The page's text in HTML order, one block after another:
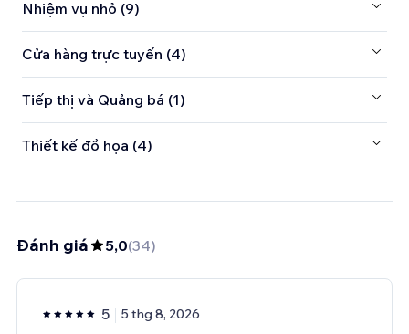
Nhiệm vụ nhỏ (9)
Cửa hàng trực tuyến (4)
Tiếp thị và Quảng bá (1)
Thiết kế đồ họa (4)
Đánh giá 5,0(34)
5 5 thg 8, 2026